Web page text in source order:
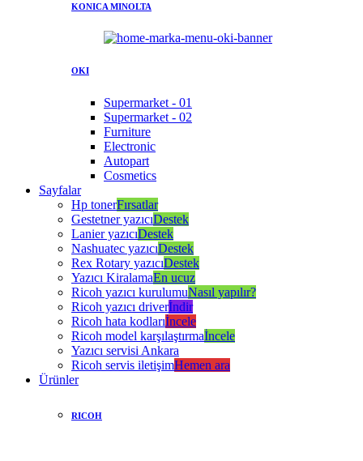
KONICA MINOLTA
OKI
Supermarket - 01
Supermarket - 02
Furniture
Electronic
Autopart
Cosmetics
Sayfalar
Hp tonerFırsatlar
Gestetner yazıcıDestek
Lanier yazıcıDestek
Nashuatec yazıcıDestek
Rex Rotary yazıcıDestek
Yazıcı KiralamaEn ucuz
Ricoh yazıcı kurulumuNasıl yapılır?
Ricoh yazıcı driverİndir
Ricoh hata kodlarıİncele
Ricoh model karşılaştırmaİncele
Yazıcı servisi Ankara
Ricoh servis iletişimHemen ara
Ürünler
RICOH